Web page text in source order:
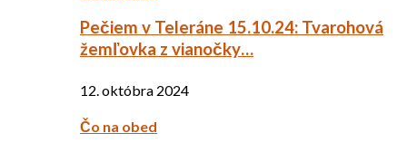
Pečiem v Teleráne 15.10.24: Tvarohová
žemľovka z vianočky…
12. októbra 2024
Čo na obed